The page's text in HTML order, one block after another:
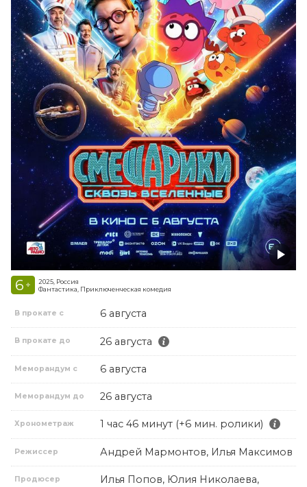
6 +
2025, Россия
Фантастика, Приключенческая комедия
В прокате с 6 августа
В прокате до 26 августа
Меморандум с 6 августа
Меморандум до 26 августа
Хронометраж 1 час 46 минут (+6 мин. ролики)
Режиссер Андрей Мармонтов, Илья Максимов
Продюсер Илья Попов, Юлия Николаева,